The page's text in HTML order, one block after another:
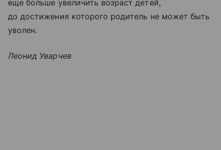
еще больше увеличить возраст детей,
до достижения которого родитель не может быть
уволен.
Леонид Уварчев